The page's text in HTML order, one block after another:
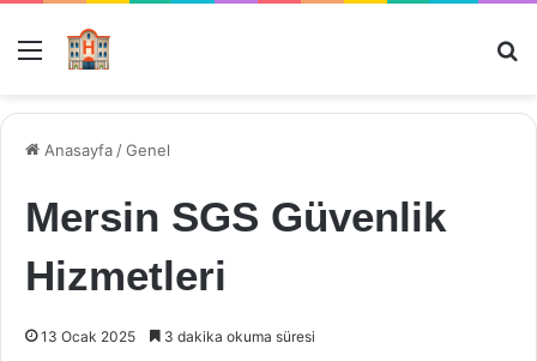
Menü
Anasayfa /Genel
Mersin SGS Güvenlik
Hizmetleri
13 Ocak 2025 3 dakika okuma süresi